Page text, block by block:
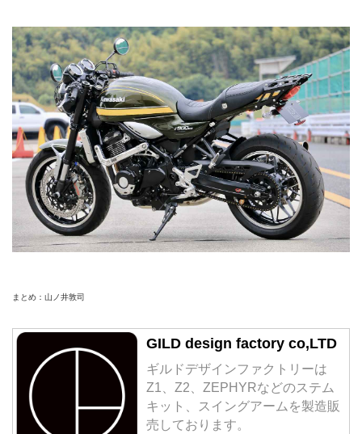
まとめ：山ノ井敦司
GILD design factory co,LTD
ギルドデザインファクトリーは
Z1、Z2、ZEPHYRなどのステム
キット、スイングアームを製造販
売しております。